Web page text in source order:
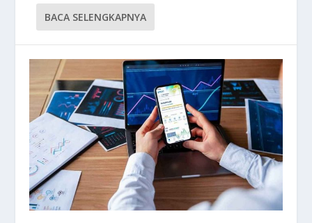
BACA SELENGKAPNYA